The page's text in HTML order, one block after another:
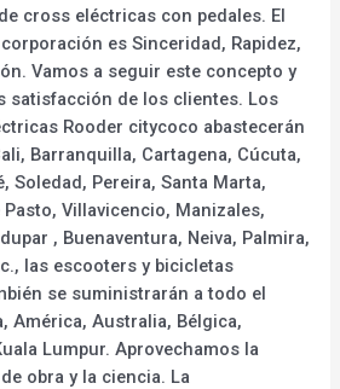
cross eléctricas con pedales. El
es Sinceridad, Rapidez,
Vamos a seguir este concepto y
satisfacción de los clientes. Los
Rooder citycoco abastecerán
Barranquilla, Cartagena, Cúcuta,
Soledad, Pereira, Santa Marta,
Villavicencio, Manizales,
, Buenaventura, Neiva, Palmira,
las escooters y bicicletas
se suministrarán a todo el
América, Australia, Bélgica,
Lumpur. Aprovechamos la
obra y la ciencia. La